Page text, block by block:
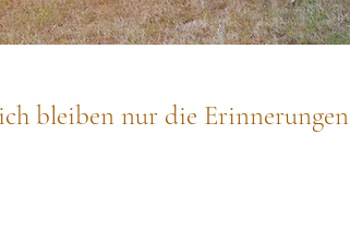
bleiben nur die Erinnerungen